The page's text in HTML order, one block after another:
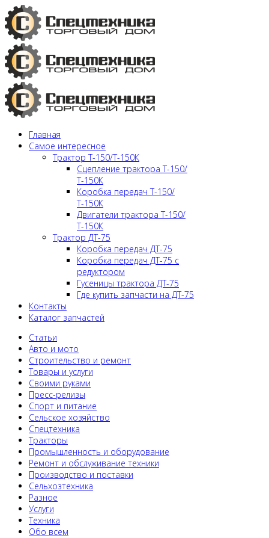
Главная
Самое интересное
Трактор Т-150/Т-150К
Сцепление трактора Т-150/
Т-150К
Коробка передач Т-150/
Т-150К
Двигатели трактора Т-150/
Т-150К
Трактор ДТ-75
Коробка передач ДТ-75
Коробка передач ДТ-75 с
редуктором
Гусеницы трактора ДТ-75
Где купить запчасти на ДТ-75
Контакты
Каталог запчастей
Статьи
Авто и мото
Строительство и ремонт
Товары и услуги
Своими руками
Пресс-релизы
Спорт и питание
Сельское хозяйство
Спецтехника
Тракторы
Промышленность и оборудование
Ремонт и обслуживание техники
Производство и поставки
Сельхозтехника
Разное
Услуги
Техника
Обо всем